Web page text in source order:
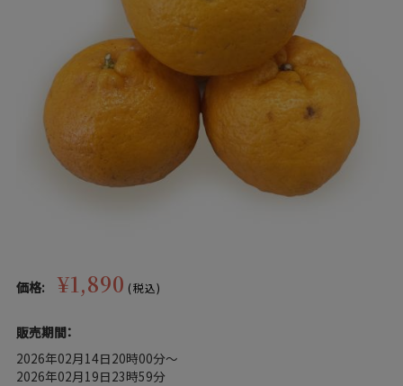
価格: ¥1,890 (税込)
販売期間：
2026年02月14日20時00分～
2026年02月19日23時59分